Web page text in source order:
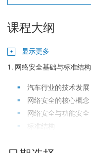
课程大纲
显示更多
1. 网络安全基础与标准结构
汽车行业的技术发展
网络安全的核心概念
网络安全与功能安全
标准结构